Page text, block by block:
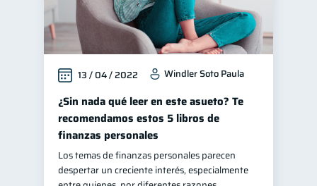
13 / 04 / 2022 Windler Soto Paula
¿Sin nada qué leer en este asueto? Te
recomendamos estos 5 libros de
finanzas personales
Los temas de finanzas personales parecen
despertar un creciente interés, especialmente